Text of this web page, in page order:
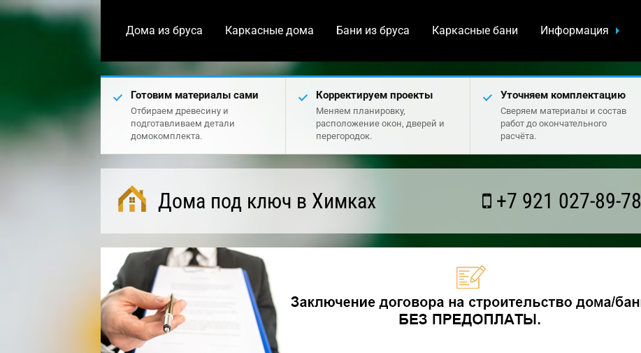
Дома из бруса Каркасные дома Бани из бруса Каркасные бани Информация
Готовим материалы сами
Отбираем древесину и
подготавливаем детали
домокомплекта.
Корректируем проекты
Меняем планировку,
расположение окон, дверей и
перегородок.
Уточняем комплектацию
Сверяем материалы и состав
работ до окончательного
расчёта.
Дома под ключ в Химках +7 921 027-89-78